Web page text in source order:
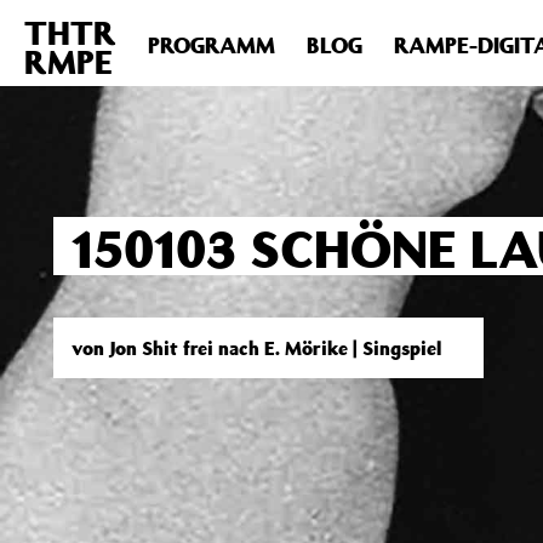
Deprecated : Die Funktion post_permalink ist seit Version
includes/functions.phpon line6031
THTR
RMPE PROGRAMM BLOG RAMPE-
150103 SCHÖNE
von Jon Shit frei nach E. Mörike | Singspiel